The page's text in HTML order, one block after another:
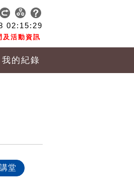
02:15:30
及活動資訊
我的紀錄
堂